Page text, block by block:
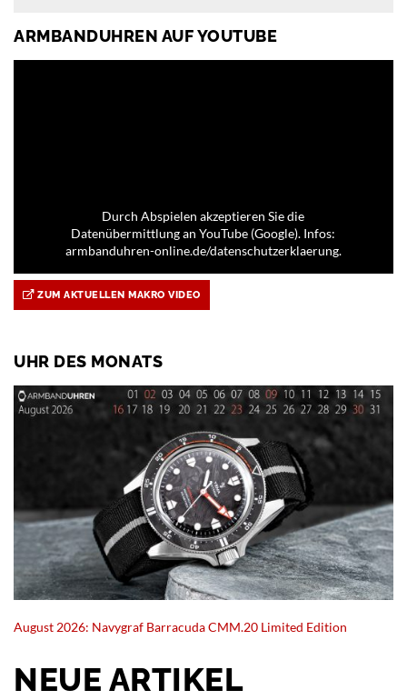
ARMBANDUHREN AUF YOUTUBE
Durch Abspielen akzeptieren Sie die
Datenübermittlung an YouTube (Google). Infos:
armbanduhren-online.de/datenschutzerklaerung.
ZUM AKTUELLEN MAKRO VIDEO
UHR DES MONATS
August 2026: Navygraf Barracuda CMM.20 Limited Edition
NEUE ARTIKEL